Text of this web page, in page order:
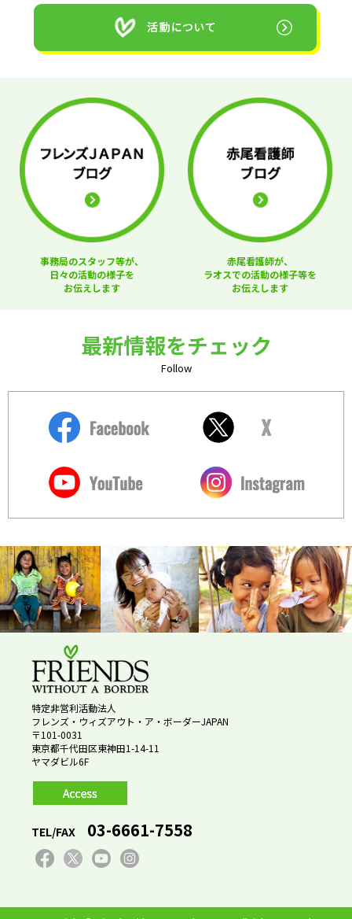
事務局のスタッフ等が、
日々の活動の様子を
お伝えします
赤尾看護師が、
ラオスでの活動の様子等を
お伝えします
最新情報をチェック
Follow
特定非営利活動法人
フレンズ・ウィズアウト・ア・ボーダーJAPAN
〒101-0031
東京都千代田区東神田1-14-11
ヤマダビル6F
TEL/FAX 03-6661-7558